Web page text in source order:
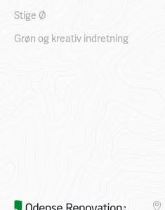
Stige Ø
Grøn og kreativ indretning